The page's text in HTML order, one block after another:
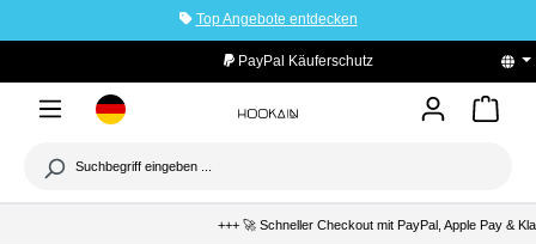
Top Angebote entdecken
PayPal Käuferschutz
+++ 🚀 Schneller Checkout mit PayPal, Apple Pay &